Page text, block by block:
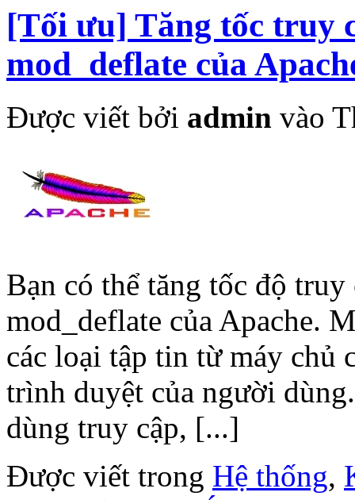
[Tối ưu] Tăng tốc truy
mod_deflate của
Được viết bởi admin vào
Bạn có thể tăng tốc độ
mod_deflate của Apache.
các loại tập tin từ máy chủ
trình duyệt của người
dùng truy cập, [...]
Được viết trong Hệ thống,